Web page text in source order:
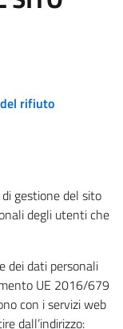
rifiuto
gestione del sito
degli utenti che
dei dati personali
UE 2016/679
con i servizi web
dall’indirizzo: